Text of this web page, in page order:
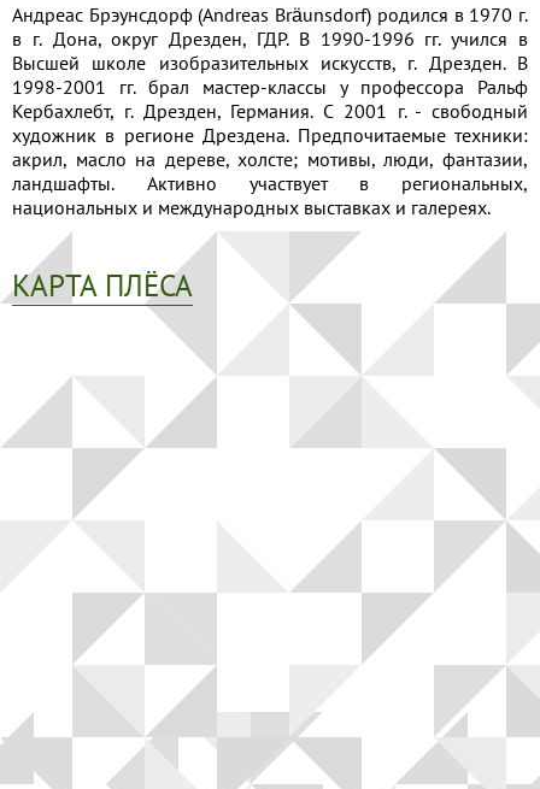
Андреас Брэунсдорф (Andreas Bräunsdorf) родился в 1970 г.
в г. Дона, округ Дрезден, ГДР. В 1990-1996 гг. учился в
Высшей школе изобразительных искусств, г. Дрезден. В
1998-2001 гг. брал мастер-классы у профессора Ральф
Кербахлебт, г. Дрезден, Германия. С 2001 г. - свободный
художник в регионе Дрездена. Предпочитаемые техники:
акрил, масло на дереве, холсте; мотивы, люди, фантазии,
ландшафты. Активно участвует в региональных,
национальных и международных выставках и галереях.
КАРТА ПЛЁСА
Музей
1
Применить
Сбросить